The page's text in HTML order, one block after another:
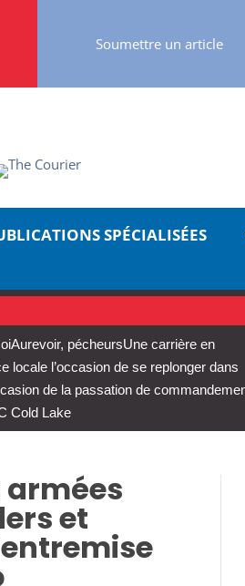
Soumettre un article
SPÉCIALISÉES
Aurevoir, pécheursUne carrière en
locale l’occasion de se replonger dans
de la passation de
Cold Lake
armées
et